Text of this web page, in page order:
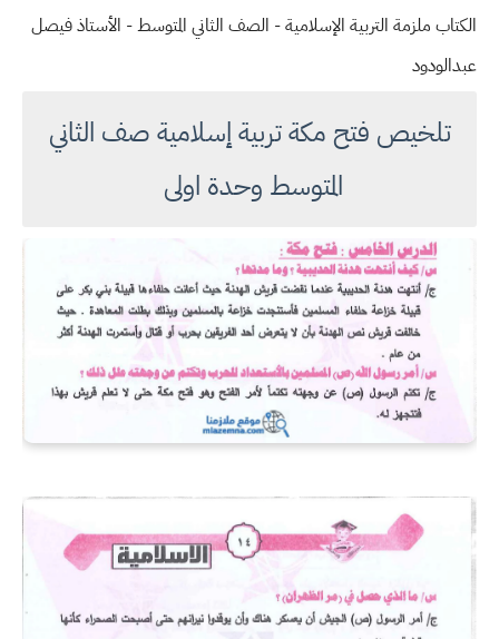
الكتاب ملزمة التربية الإسلامية - الصف الثاني المتوسط - الأستاذ فيصل
عبدالودود
تلخيص فتح مكة تربية إسلامية صف الثاني
المتوسط وحدة اولى